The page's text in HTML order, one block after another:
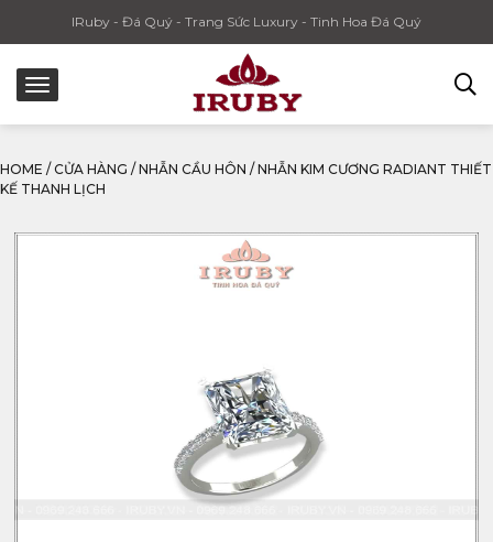
IRuby - Đá Quý - Trang Sức Luxury - Tinh Hoa Đá Quý
HOME / CỬA HÀNG / NHẪN CẦU HÔN / NHẪN KIM CƯƠNG RADIANT THIẾT
KẾ THANH LỊCH